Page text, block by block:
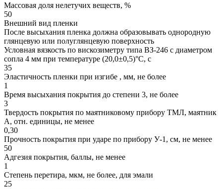
Массовая доля нелетучих веществ, %
50
Внешний вид пленки
После высыхания пленка должна образовывать однородную
глянцевую или полуглянцевую поверхность
Условная вязкость по вискозиметру типа ВЗ-246 с диаметром
сопла 4 мм при температуре (20,0±0,5)°С, с
35
Эластичность пленки при изгибе , мм, не более
1
Время высыхания покрытия до степени 3, не более
3
Твердость покрытия по маятниковому прибору ТМЛ, маятник
А, отн. единицы, не менее
0,30
Прочность покрытия при ударе по прибору У-1, см, не менее
50
Адгезия покрытия, баллы, не менее
1
Степень перетира, мкм, не более, для эмали
25